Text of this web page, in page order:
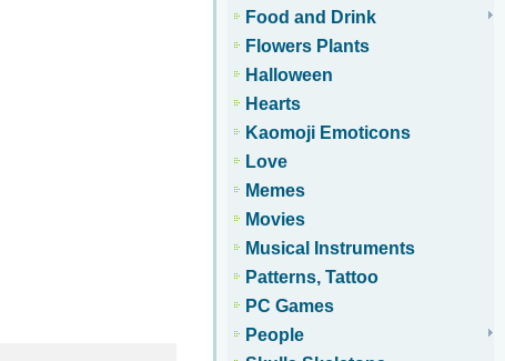
Food and Drink
Flowers Plants
Halloween
Hearts
Kaomoji Emoticons
Love
Memes
Movies
Musical Instruments
Patterns, Tattoo
PC Games
People